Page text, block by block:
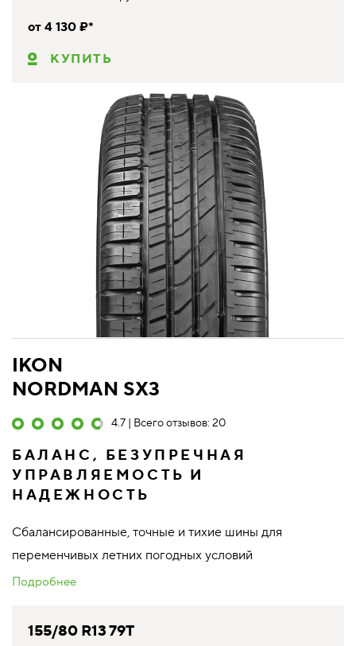
от 4 130 ₽*
КУПИТЬ
IKON
NORDMAN SX3
4.7 | Всего отзывов: 20
БАЛАНС, БЕЗУПРЕЧНАЯ
УПРАВЛЯЕМОСТЬ И
НАДЕЖНОСТЬ
Сбалансированные, точные и тихие шины для
переменчивых летних погодных условий
Подробнее
155/80 R13 79T